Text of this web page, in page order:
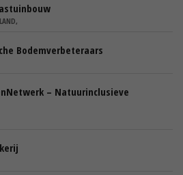
Bodemverbeteraars
– Natuurinclusieve